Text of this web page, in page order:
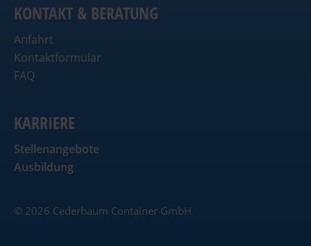
KONTAKT & BERATUNG
Anfahrt
Kontaktformular
FAQ
KARRIERE
Stellenangebote
Ausbildung
© 2026 Cederbaum Container GmbH